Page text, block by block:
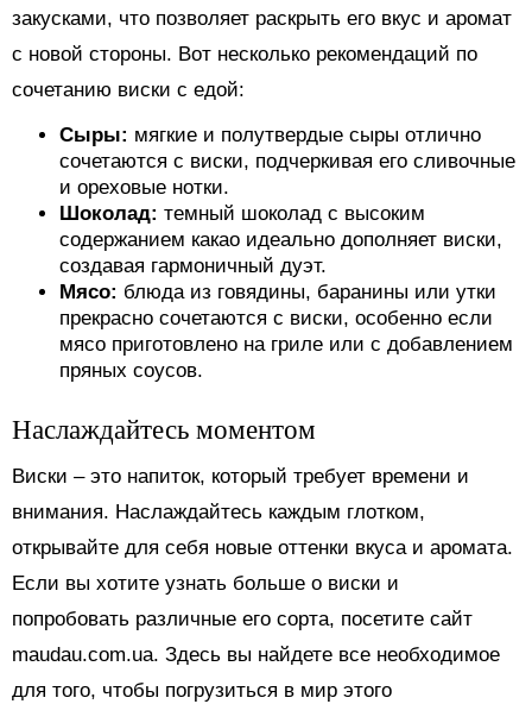
закусками, что позволяет раскрыть его вкус и аромат
с новой стороны. Вот несколько рекомендаций по
сочетанию виски с едой:
Сыры: мягкие и полутвердые сыры отлично
сочетаются с виски, подчеркивая его сливочные
и ореховые нотки.
Шоколад: темный шоколад с высоким
содержанием какао идеально дополняет виски,
создавая гармоничный дуэт.
Мясо: блюда из говядины, баранины или утки
прекрасно сочетаются с виски, особенно если
мясо приготовлено на гриле или с добавлением
пряных соусов.
Наслаждайтесь моментом
Виски – это напиток, который требует времени и
внимания. Наслаждайтесь каждым глотком,
открывайте для себя новые оттенки вкуса и аромата.
Если вы хотите узнать больше о виски и
попробовать различные его сорта, посетите сайт
maudau.com.ua. Здесь вы найдете все необходимое
для того, чтобы погрузиться в мир этого